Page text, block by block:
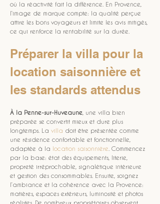
où la réactivité fait la différence. En Provence,
l’image de marque compte: la qualité perçue
attire les bons voyageurs et limite les avis mitigés,
ce qui renforce la rentabilité sur la durée.
Préparer la villa pour la
location saisonnière et
les standards attendus
À la Penne-sur-Huveaune , une villa bien
préparée se convertit mieux et dure plus
longtemps. La villa doit être présentée comme
une résidence confortable et fonctionnelle,
adaptée à la location saisonnière . Commencez
par la base: état des équipements, literie,
propreté irréprochable, signalétique intérieure
et gestion des consommables. Ensuite, soignez
l’ambiance et la cohérence avec la Provence:
matières, espaces extérieurs, luminosité et photos
réalistes. De nombreux propriétaires observent